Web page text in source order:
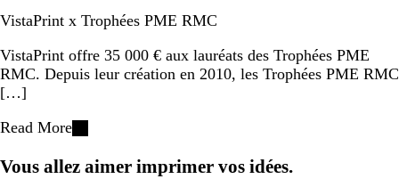
VistaPrint x Trophées PME RMC
VistaPrint offre 35 000 € aux lauréats des Trophées PME
RMC. Depuis leur création en 2010, les Trophées PME RMC
[…]
Read More
Vous allez aimer imprimer vos idées.